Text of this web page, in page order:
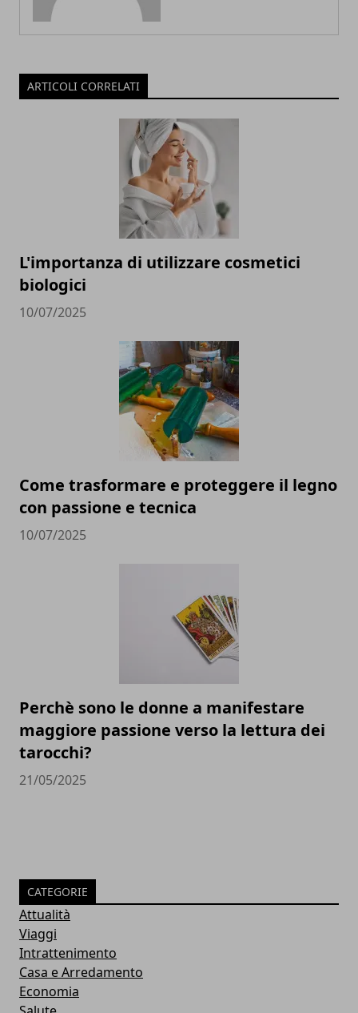
ARTICOLI CORRELATI
L'importanza di utilizzare cosmetici
biologici
10/07/2025
Come trasformare e proteggere il legno
con passione e tecnica
10/07/2025
Perchè sono le donne a manifestare
maggiore passione verso la lettura dei
tarocchi?
21/05/2025
CATEGORIE
Attualità
Viaggi
Intrattenimento
Casa e Arredamento
Economia